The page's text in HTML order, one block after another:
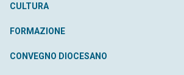
CULTURA
FORMAZIONE
CONVEGNO DIOCESANO